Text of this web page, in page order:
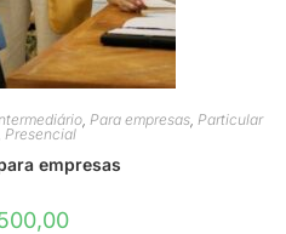
, Para empresas, Particular
Presencial
empresas